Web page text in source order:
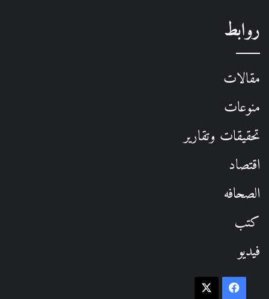
روابط
مقالات
منوعات
تحقيقات وتقارير
اقتصاد
الصحافه
كتب
فيديو
فيسبوك